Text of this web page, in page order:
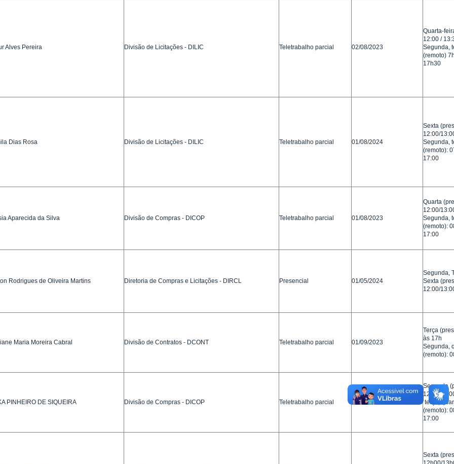
Alves Pereira Divisão de Licitações - DILIC Teletrabalho parcial 02/08/2023
Quarta-
12:00 /
Segunda,
(remoto)
17h30
Dias Rosa Divisão de Licitações - DILIC Teletrabalho parcial 01/08/2024
Sexta
12:00/
Segunda,
(remoto):
17:00
Aparecida da Silva Divisão de Compras - DICOP Teletrabalho parcial 01/08/2023
Quarta
12:00/
Segunda,
(remoto):
17:00
Rodrigues de Oliveira Martins Diretoria de Compras e Licitações - DIRCL Presencial 01/05/2024
Segunda,
Sexta
12:00/
Maria Moreira Cabral Divisão de Contratos - DCONT Teletrabalho parcial 01/09/2023
Terça
às 17h
Segunda,
(remoto):
PINHEIRO DE SIQUEIRA Divisão de Compras - DICOP Teletrabalho parcial 01/05/2024
Segunda
12:00/
terça,
(remoto):
17:00
Sexta